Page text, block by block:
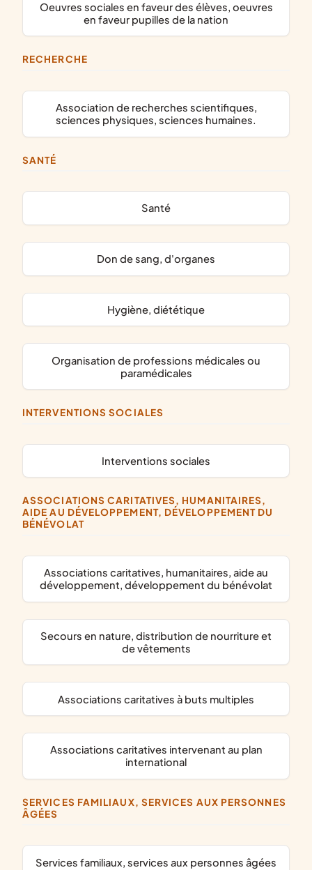
oeuvres sociales en faveur des élèves, oeuvres
en faveur pupilles de la nation
RECHERCHE
association de recherches scientifiques,
sciences physiques, sciences humaines.
SANTÉ
santé
don de sang, d'organes
hygiène, diététique
organisation de professions médicales ou
paramédicales
INTERVENTIONS SOCIALES
interventions sociales
ASSOCIATIONS CARITATIVES, HUMANITAIRES,
AIDE AU DÉVELOPPEMENT, DÉVELOPPEMENT DU
BÉNÉVOLAT
associations caritatives, humanitaires, aide au
développement, développement du bénévolat
secours en nature, distribution de nourriture et
de vêtements
associations caritatives à buts multiples
associations caritatives intervenant au plan
international
SERVICES FAMILIAUX, SERVICES AUX PERSONNES
ÂGÉES
services familiaux, services aux personnes âgées